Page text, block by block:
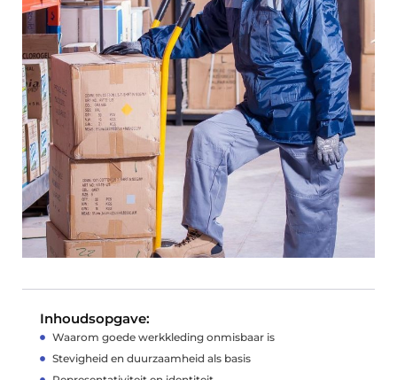
Inhoudsopgave:
Waarom goede werkkleding onmisbaar is
Stevigheid en duurzaamheid als basis